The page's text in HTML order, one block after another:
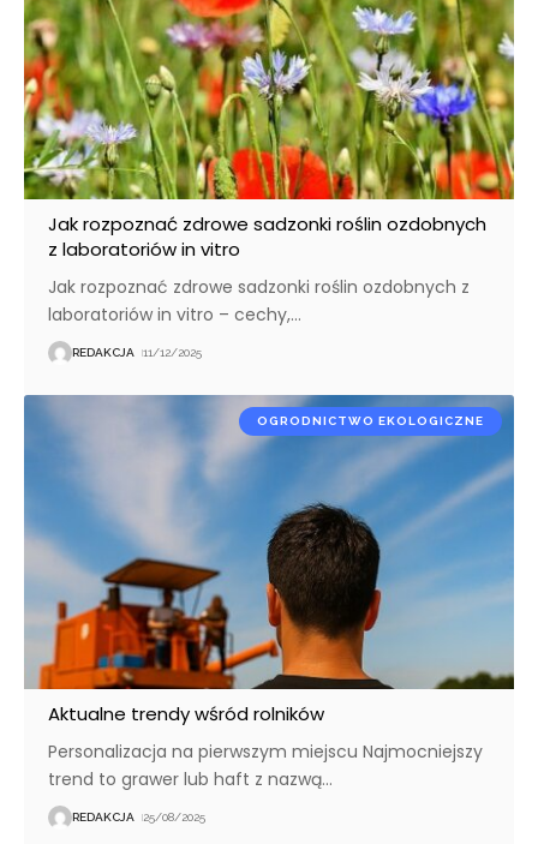
Jak rozpoznać zdrowe sadzonki roślin ozdobnych
z laboratoriów in vitro
Jak rozpoznać zdrowe sadzonki roślin ozdobnych z
laboratoriów in vitro – cechy,…
REDAKCJA 11/12/2025
OGRODNICTWO EKOLOGICZNE
Aktualne trendy wśród rolników
Personalizacja na pierwszym miejscu Najmocniejszy
trend to grawer lub haft z nazwą…
REDAKCJA 25/08/2025